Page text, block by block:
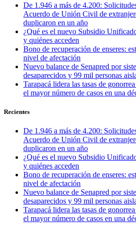
De 1.946 a más de 4.200:
Acuerdo de Unión Civil de
duplicaron en un año
¿Qué es el nuevo Subsidio
y quiénes acceden
Bono de recuperación de enseres:
nivel de afectación
Nuevo balance de Senapred por
desaparecidos y 99 mil personas
Tarapacá lidera las tasas de
el mayor número de casos en una
Recientes
De 1.946 a más de 4.200:
Acuerdo de Unión Civil de
duplicaron en un año
¿Qué es el nuevo Subsidio
y quiénes acceden
Bono de recuperación de enseres:
nivel de afectación
Nuevo balance de Senapred por
desaparecidos y 99 mil personas
Tarapacá lidera las tasas de
el mayor número de casos en una